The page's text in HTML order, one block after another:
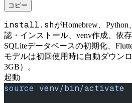
コピー
install.shがHomebrew、Python
認・インストール、venv作成、依
SQLiteデータベースの初期化、
モデルは初回使用時に自動ダウン
3GB）。
起動
source venv/bin/activate